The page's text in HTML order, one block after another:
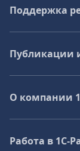
Поддержка
Публикации
О компании
Работа в